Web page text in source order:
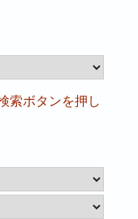
索ボタンを押し